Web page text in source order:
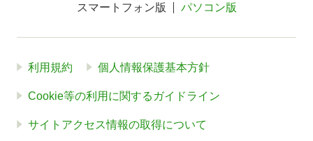
スマートフォン版 パソコン版
利用規約 個人情報保護基本方針
Cookie等の利用に関するガイドライン
サイトアクセス情報の取得について